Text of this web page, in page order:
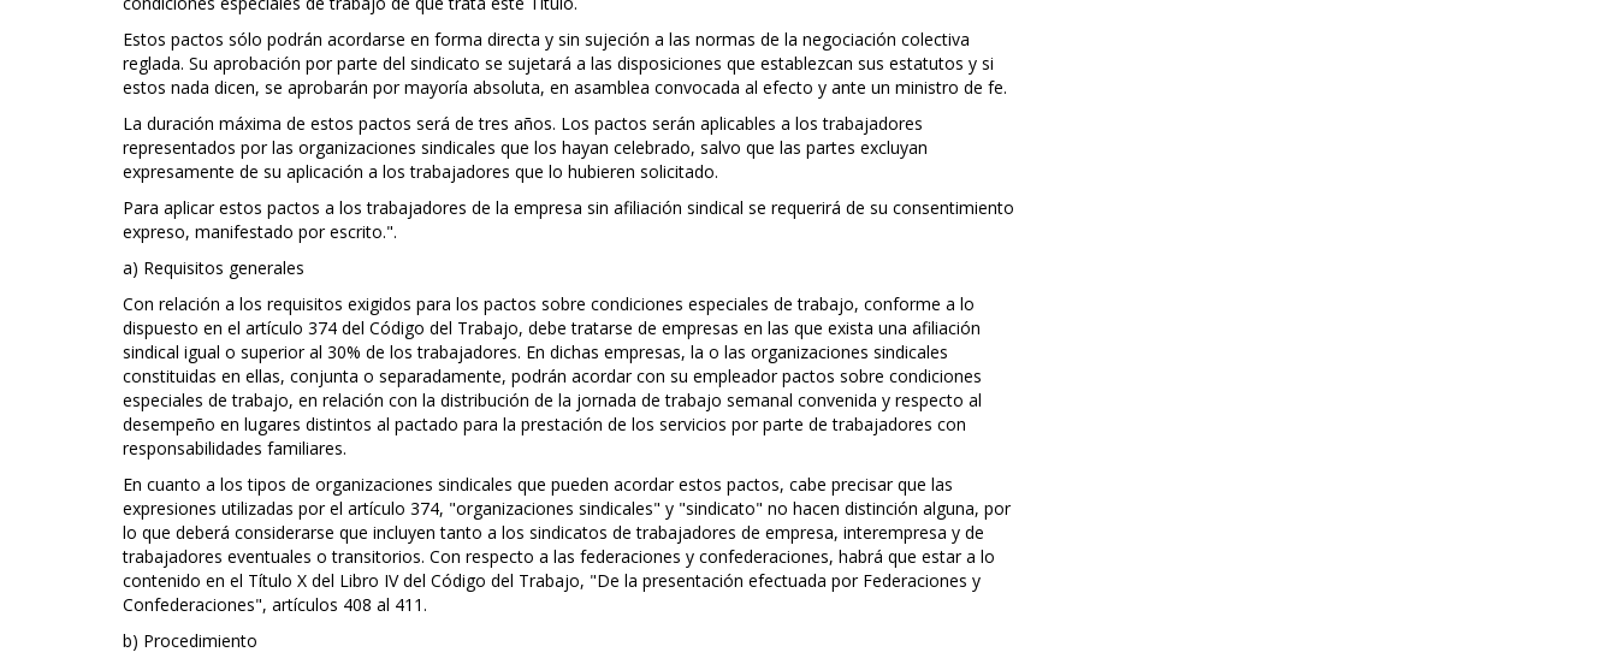
Estos pactos sólo podrán acordarse en forma directa y sin sujeción a las normas de la negociación colectiva
reglada. Su aprobación por parte del sindicato se sujetará a las disposiciones que establezcan sus estatutos y si
estos nada dicen, se aprobarán por mayoría absoluta, en asamblea convocada al efecto y ante un ministro de fe.
La duración máxima de estos pactos será de tres años. Los pactos serán aplicables a los trabajadores
representados por las organizaciones sindicales que los hayan celebrado, salvo que las partes excluyan
expresamente de su aplicación a los trabajadores que lo hubieren solicitado.
Para aplicar estos pactos a los trabajadores de la empresa sin afiliación sindical se requerirá de su consentimiento
expreso, manifestado por escrito.".
a) Requisitos generales
Con relación a los requisitos exigidos para los pactos sobre condiciones especiales de trabajo, conforme a lo
dispuesto en el artículo 374 del Código del Trabajo, debe tratarse de empresas en las que exista una afiliación
sindical igual o superior al 30% de los trabajadores. En dichas empresas, la o las organizaciones sindicales
constituidas en ellas, conjunta o separadamente, podrán acordar con su empleador pactos sobre condiciones
especiales de trabajo, en relación con la distribución de la jornada de trabajo semanal convenida y respecto al
desempeño en lugares distintos al pactado para la prestación de los servicios por parte de trabajadores con
responsabilidades familiares.
En cuanto a los tipos de organizaciones sindicales que pueden acordar estos pactos, cabe precisar que las
expresiones utilizadas por el artículo 374, "organizaciones sindicales" y "sindicato" no hacen distinción alguna, por
lo que deberá considerarse que incluyen tanto a los sindicatos de trabajadores de empresa, interempresa y de
trabajadores eventuales o transitorios. Con respecto a las federaciones y confederaciones, habrá que estar a lo
contenido en el Título X del Libro IV del Código del Trabajo, "De la presentación efectuada por Federaciones y
Confederaciones", artículos 408 al 411.
b) Procedimiento